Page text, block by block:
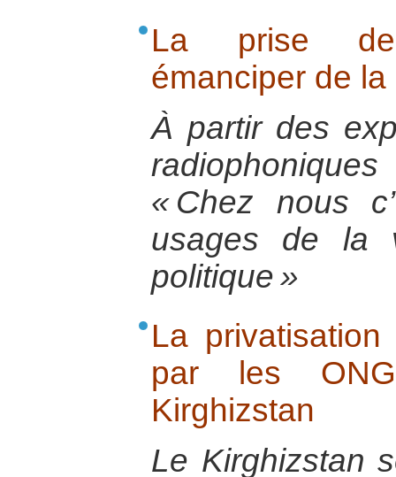
La prise de
émanciper de
À partir des
« Chez nous
usages de la
politique »
La
par les
Kirghizstan
Le Kirghizstan